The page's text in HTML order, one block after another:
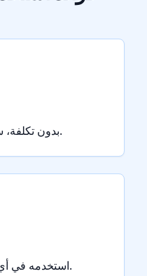
بدون تكلفة، سهل الاستخدام على أي جهاز.
استخدمه في أي مكان، بدون الحاجة للتنزيل.